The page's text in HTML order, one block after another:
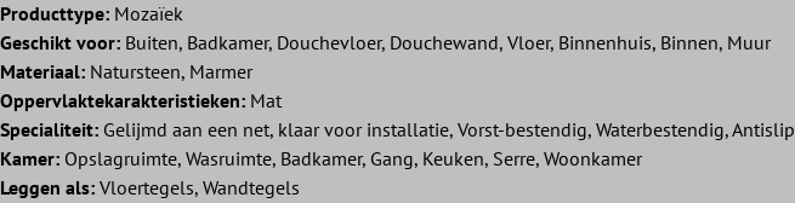
Producttype: Mozaïek
Geschikt voor: Buiten, Badkamer, Douchevloer, Douchewand, Vloer, Binnenhuis, Binnen, Muur
Materiaal: Natursteen, Marmer
Oppervlaktekarakteristieken: Mat
Specialiteit: Gelijmd aan een net, klaar voor installatie, Vorst-bestendig, Waterbestendig, Antislip
Kamer: Opslagruimte, Wasruimte, Badkamer, Gang, Keuken, Serre, Woonkamer
Leggen als: Vloertegels, Wandtegels